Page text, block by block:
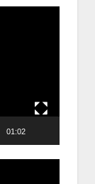
01:02